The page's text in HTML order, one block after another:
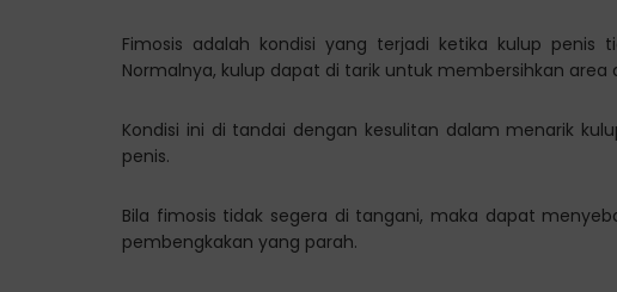
Fimosis adalah kondisi yang terjadi ketika kulup
Normalnya, kulup dapat di tarik untuk membersihkan area
Kondisi ini di tandai dengan kesulitan dalam menarik
penis.
Bila fimosis tidak segera di tangani, maka dapat
pembengkakan yang parah.